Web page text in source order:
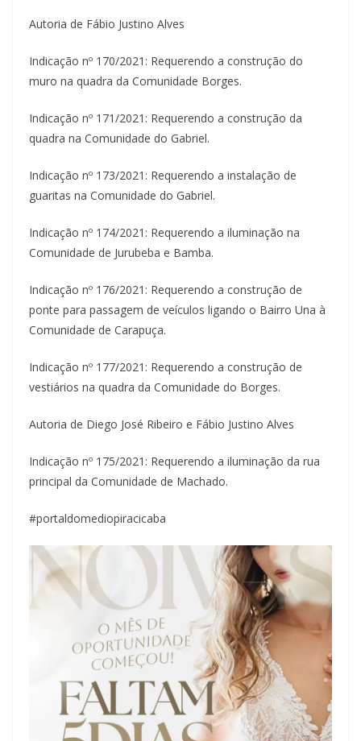
Autoria de Fábio Justino Alves
Indicação nº 170/2021: Requerendo a construção do
muro na quadra da Comunidade Borges.
Indicação nº 171/2021: Requerendo a construção da
quadra na Comunidade do Gabriel.
Indicação nº 173/2021: Requerendo a instalação de
guaritas na Comunidade do Gabriel.
Indicação nº 174/2021: Requerendo a iluminação na
Comunidade de Jurubeba e Bamba.
Indicação nº 176/2021: Requerendo a construção de
ponte para passagem de veículos ligando o Bairro Una à
Comunidade de Carapuça.
Indicação nº 177/2021: Requerendo a construção de
vestiários na quadra da Comunidade do Borges.
Autoria de Diego José Ribeiro e Fábio Justino Alves
Indicação nº 175/2021: Requerendo a iluminação da rua
principal da Comunidade de Machado.
#portaldomediopiracicaba